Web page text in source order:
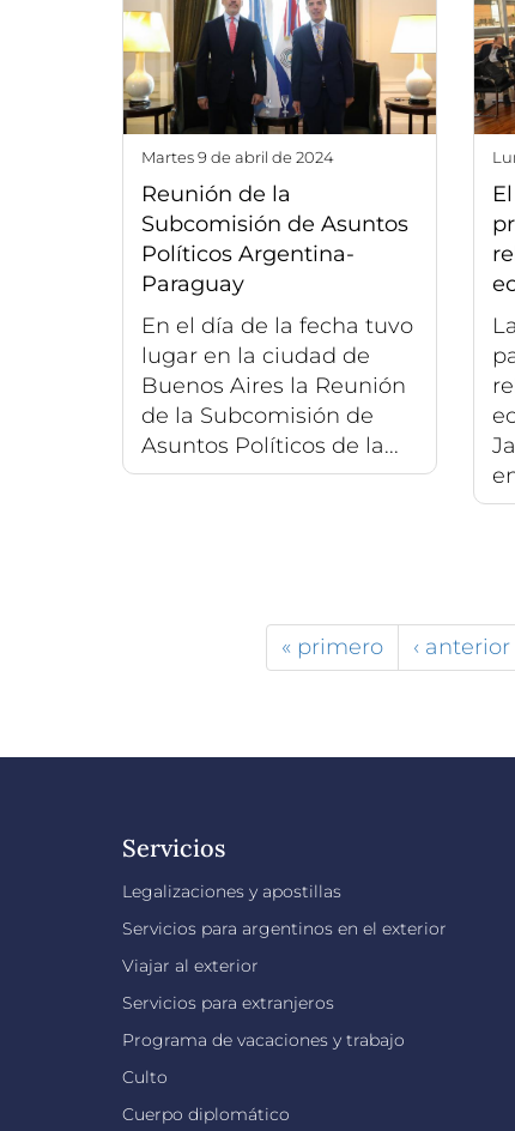
martes 9 de abril de 2024
Reunión de la
Subcomisión de Asuntos
Políticos Argentina-
Paraguay
En el día de la fecha tuvo
lugar en la ciudad de
Buenos Aires la Reunión
de la Subcomisión de
Asuntos Políticos de la...
« primero ‹ anterior
Servicios
Legalizaciones y apostillas
Servicios para argentinos en el exterior
Viajar al exterior
Servicios para extranjeros
Programa de vacaciones y trabajo
Culto
Cuerpo diplomático